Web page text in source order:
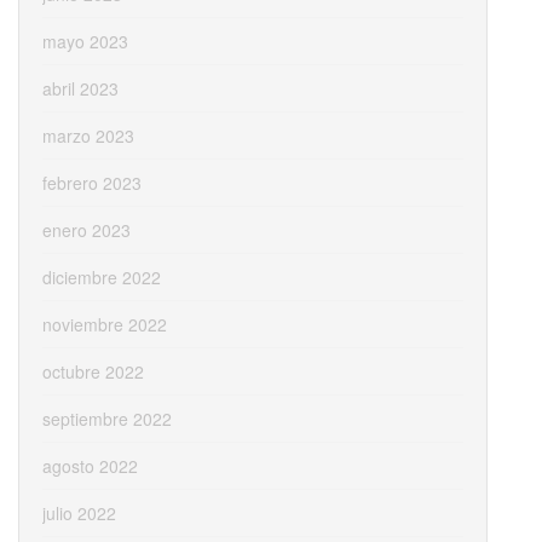
mayo 2023
abril 2023
marzo 2023
febrero 2023
enero 2023
diciembre 2022
noviembre 2022
octubre 2022
septiembre 2022
agosto 2022
julio 2022